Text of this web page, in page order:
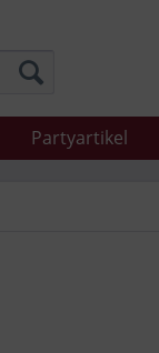
Partyartikel